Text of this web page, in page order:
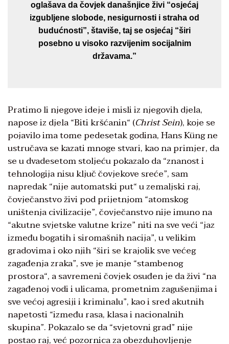
oglašava da čovjek današnjice živi “osjećaj
izgubljene slobode, nesigurnosti i straha od
budućnosti”, štaviše, taj se osjećaj “širi
posebno u visoko razvijenim socijalnim
državama.”
Pratimo li njegove ideje i misli iz njegovih djela,
napose iz djela “Biti kršćanin“ (Christ Sein), koje se
pojavilo ima tome pedesetak godina, Hans Küng ne
ustručava se kazati mnoge stvari, kao na primjer, da
se u dvadesetom stoljeću pokazalo da “znanost i
tehnologija nisu ključ čovjekove sreće”, sam
napredak “nije automatski put“ u zemaljski raj,
čovječanstvo živi pod prijetnjom “atomskog
uništenja civilizacije”, čovječanstvo nije imuno na
“akutne svjetske valutne krize” niti na sve veći “jaz
između bogatih i siromašnih nacija”, u velikim
gradovima i oko njih “širi se krajolik sve većeg
zagađenja zraka”, sve je manje “stambenog
prostora“, a savremeni čovjek osuđen je da živi “na
zagađenoj vodi i ulicama, prometnim zagušenjima i
sve većoj agresiji i kriminalu”, kao i sred akutnih
napetosti “između rasa, klasa i nacionalnih
skupina”. Pokazalo se da “svjetovni grad” nije
postao raj, već pozornica za obezduhovljenje